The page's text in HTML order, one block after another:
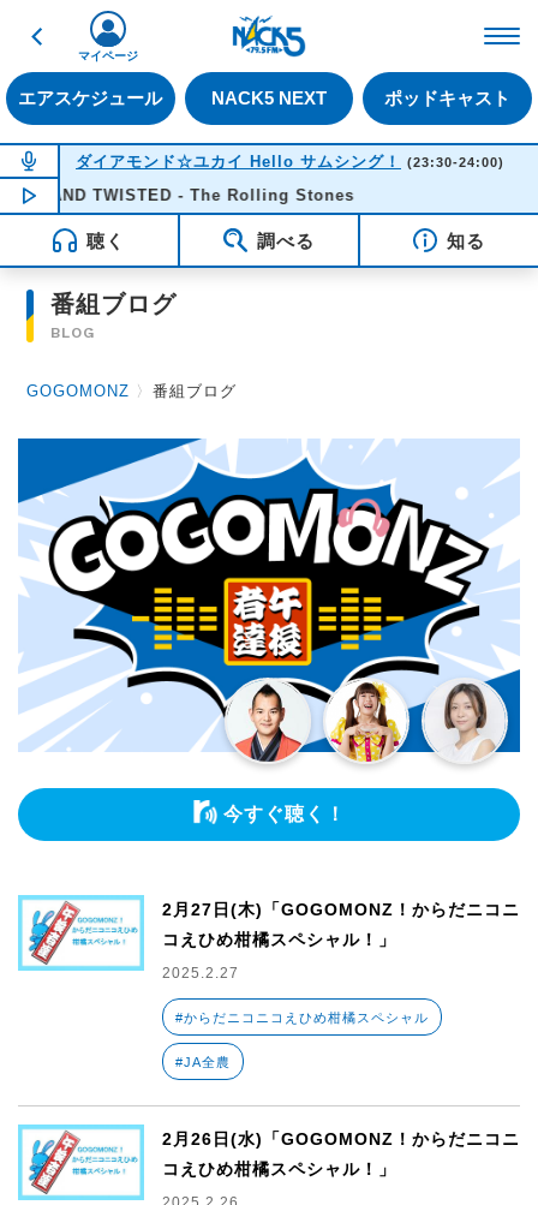
戻る
エアスケジュール NACK5 NEXT ポッドキャスト
マイページ
NOW ON AIR
ダイアモンド☆ユカイ Hello サムシング！ (23:30-24:00)
NOW PLAYING23:32
AND TWISTED - The Rolling Stones
聴く 調べる 知る
番組ブログ
BLOG
GOGOMONZ 〉番組ブログ
今すぐ聴く！
2月27日(木)「GOGOMONZ！からだニコニ
コえひめ柑橘スペシャル！」
2025.2.27
#からだニコニコえひめ柑橘スペシャル
#JA全農
2月26日(水)「GOGOMONZ！からだニコニ
コえひめ柑橘スペシャル！」